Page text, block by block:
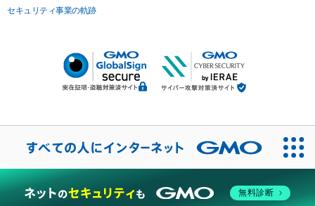
セキュリティ事業の軌跡
無料診断